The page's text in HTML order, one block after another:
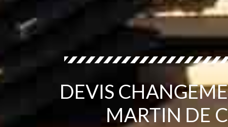
DEVIS
MARTIN DE